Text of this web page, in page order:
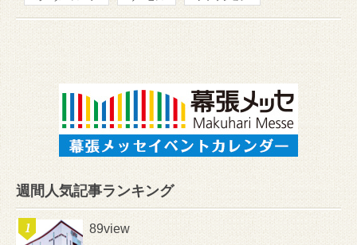
週間人気記事ランキング
89view